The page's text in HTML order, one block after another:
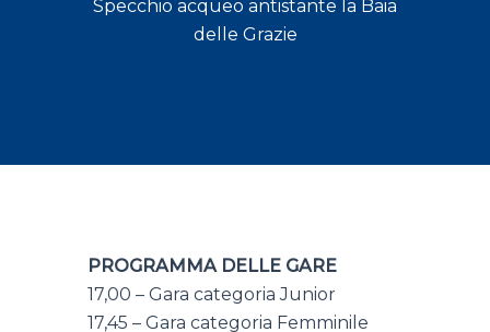
Specchio acqueo antistante la Baia
delle Grazie
PROGRAMMA DELLE GARE
17,00 – Gara categoria Junior
17,45 – Gara categoria Femminile